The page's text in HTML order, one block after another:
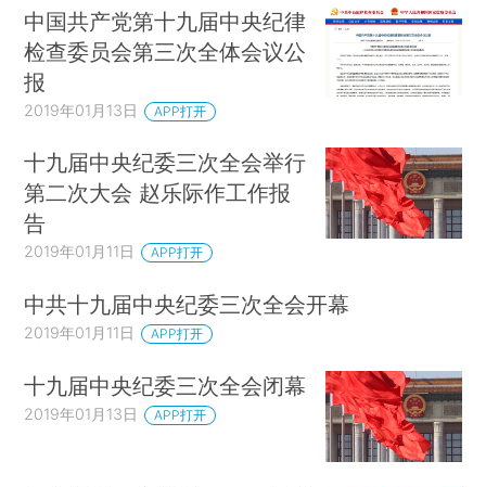
中国共产党第十九届中央纪律
检查委员会第三次全体会议公
报
2019年01月13日 APP打开
十九届中央纪委三次全会举行
第二次大会 赵乐际作工作报
告
2019年01月11日 APP打开
中共十九届中央纪委三次全会开幕
2019年01月11日 APP打开
十九届中央纪委三次全会闭幕
2019年01月13日 APP打开